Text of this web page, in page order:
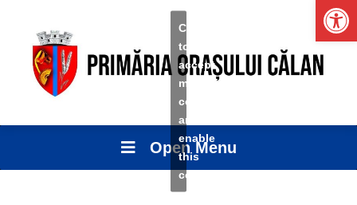
Click
to
accept
marketing
cookies
and
enable
this
content
Open Menu